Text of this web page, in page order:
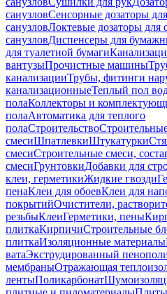
санузловСенсорные дозаторы
санузловЛоктевые дозаторы для
санузловДиспенсеры для
для туалетной бумаги
вантузыПрочистные машины
канализацииТрубы, фитинги
канализационныеТеплый пол
полаКоллекторы и
полаАвтоматика для теплого
полаСтроительство
смесиШпатлевкиШтукатурки
смесиСтроительные смеси,
смесиГрунтовкиДобавки для
клеи, герметикиЖидкие гвозди
пенаКлеи для обоевКлеи для
покрытийОчистители,
резьбыКлеиГерметики, пены
плиткаКирпичиСтроительные
плиткаИзоляционные материалы
ватаЭкструдированный
мембраныОтражающая
лентыПоликарбонат